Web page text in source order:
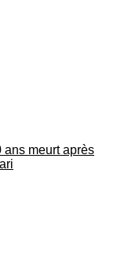
ans meurt après